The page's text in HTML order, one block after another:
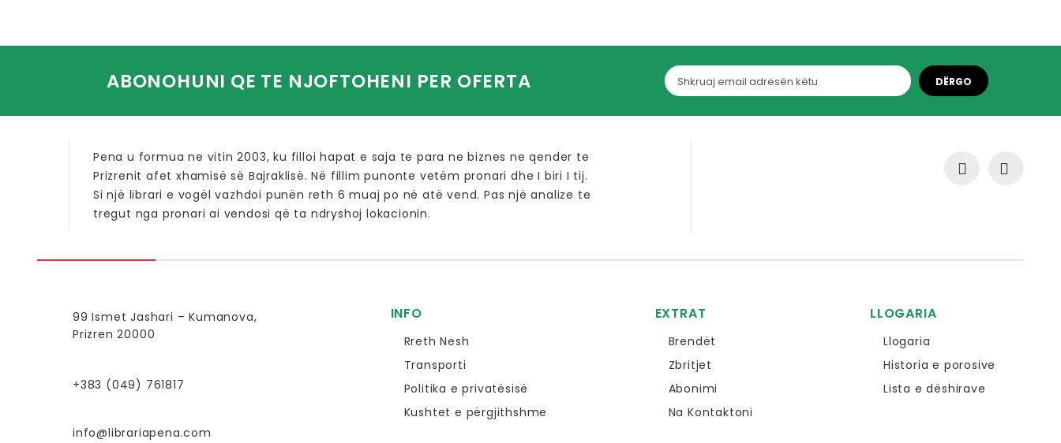
ABONOHUNI QE TE NJOFTOHENI PER OFERTA DËRGO
Pena u formua ne vitin 2003, ku filloi hapat e saja te para ne biznes ne qender te
Prizrenit afet xhamisë së Bajraklisë. Në fillim punonte vetëm pronari dhe I biri I tij.
Si një librari e vogël vazhdoi punën reth 6 muaj po në atë vend. Pas një analize te
tregut nga pronari ai vendosi që ta ndryshoj lokacionin.
99 Ismet Jashari – Kumanova,
Prizren 20000
+383 (049) 761817
info@librariapena.com
INFO
Rreth Nesh
Transporti
Politika e privatësisë
Kushtet e përgjithshme
EXTRAT
Brendët
Zbritjet
Abonimi
Na Kontaktoni
LLOGARIA
Llogaria
Historia e porosive
Lista e dëshirave